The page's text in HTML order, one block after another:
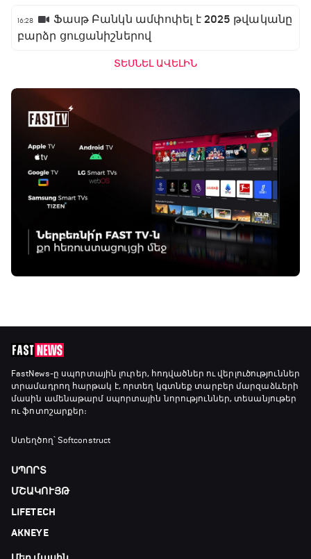
16:28
Ֆասթ Բանկն ամփոփել է 2025 թվականը
բարձր ցուցանիշներով
ՏԵՍՆԵԼ ԱՎԵԼԻՆ
FastNews-ը սպորտային լուրեր, հոդվածներ ու վերլուծություններ
տրամադրող հարթակ է, որտեղ կգտնեք տարբեր մարզաձևերի
մասին ամենաթարմ սպորտային նորություններ, տեսանյութեր
ու ֆոտոշարքեր։
Ստեղծող՝ Softconstruct
ՍՊՈՐՏ
ՄՇԱԿՈՒՅԹ
LIFETECH
AKNEYE